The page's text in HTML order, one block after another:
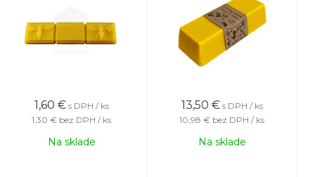
1,60 € s DPH / ks
1,30 € bez DPH / ks
Na sklade
13,50 € s DPH / ks
10,98 € bez DPH / ks
Na sklade